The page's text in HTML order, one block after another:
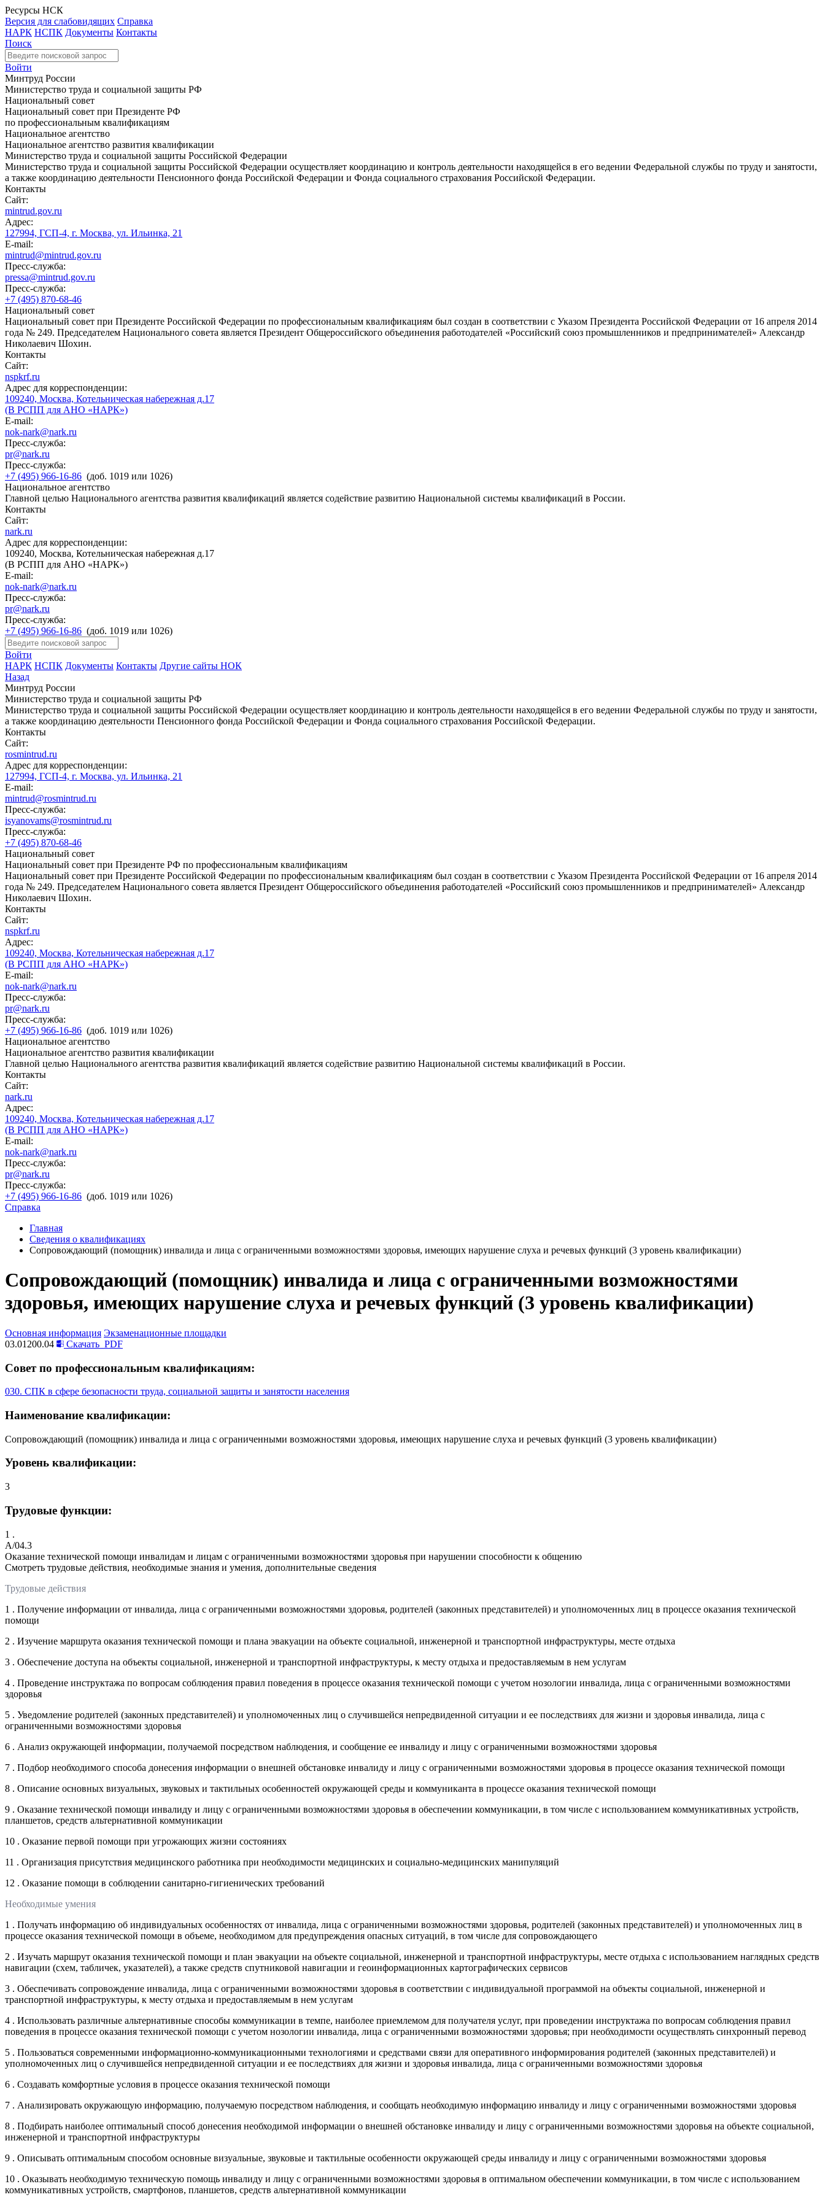
Ресурсы НСК
Версия для слабовидящих Справка
НАРК НСПК Документы Контакты
Поиск
Войти
Минтруд России
Министерство труда и социальной защиты РФ
Национальный совет
Национальный совет при Президенте РФ
по профессиональным квалификациям
Национальное агентство
Национальное агентство развития квалификации
Министерство труда и социальной защиты Российской Федерации
Министерство труда и социальной защиты Российской Федерации осуществляет координацию и контроль деятельности находящейся в его ведении Федеральной службы по труду и занятости,
а также координацию деятельности Пенсионного фонда Российской Федерации и Фонда социального страхования Российской Федерации.
Контакты
Сайт:
mintrud.gov.ru
Адрес:
127994, ГСП-4, г. Москва, ул. Ильинка, 21
E-mail:
mintrud@mintrud.gov.ru
Пресс-служба:
pressa@mintrud.gov.ru
Пресс-служба:
+7 (495) 870-68-46
Национальный совет
Национальный совет при Президенте Российской Федерации по профессиональным квалификациям был создан в соответствии с Указом Президента Российской Федерации от 16 апреля 2014
года № 249. Председателем Национального совета является Президент Общероссийского объединения работодателей «Российский союз промышленников и предпринимателей» Александр
Николаевич Шохин.
Контакты
Сайт:
nspkrf.ru
Адрес для корреспонденции:
109240, Москва, Котельническая набережная д.17
(В РСПП для АНО «НАРК»)
E-mail:
nok-nark@nark.ru
Пресс-служба:
pr@nark.ru
Пресс-служба:
+7 (495) 966-16-86 (доб. 1019 или 1026)
Национальное агентство
Главной целью Национального агентства развития квалификаций является содействие развитию Национальной системы квалификаций в России.
Контакты
Сайт:
nark.ru
Адрес для корреспонденции:
109240, Москва, Котельническая набережная д.17
(В РСПП для АНО «НАРК»)
E-mail:
nok-nark@nark.ru
Пресс-служба:
pr@nark.ru
Пресс-служба:
+7 (495) 966-16-86 (доб. 1019 или 1026)
Войти
НАРК НСПК Документы Контакты Другие сайты НОК
Назад
Минтруд России
Министерство труда и социальной защиты РФ
Министерство труда и социальной защиты Российской Федерации осуществляет координацию и контроль деятельности находящейся в его ведении Федеральной службы по труду и занятости,
а также координацию деятельности Пенсионного фонда Российской Федерации и Фонда социального страхования Российской Федерации.
Контакты
Сайт:
rosmintrud.ru
Адрес для корреспонденции:
127994, ГСП-4, г. Москва, ул. Ильинка, 21
E-mail:
mintrud@rosmintrud.ru
Пресс-служба:
isyanovams@rosmintrud.ru
Пресс-служба:
+7 (495) 870-68-46
Национальный совет
Национальный совет при Президенте РФ по профессиональным квалификациям
Национальный совет при Президенте Российской Федерации по профессиональным квалификациям был создан в соответствии с Указом Президента Российской Федерации от 16 апреля 2014
года № 249. Председателем Национального совета является Президент Общероссийского объединения работодателей «Российский союз промышленников и предпринимателей» Александр
Николаевич Шохин.
Контакты
Сайт:
nspkrf.ru
Адрес:
109240, Москва, Котельническая набережная д.17
(В РСПП для АНО «НАРК»)
E-mail:
nok-nark@nark.ru
Пресс-служба:
pr@nark.ru
Пресс-служба:
+7 (495) 966-16-86 (доб. 1019 или 1026)
Национальное агентство
Национальное агентство развития квалификации
Главной целью Национального агентства развития квалификаций является содействие развитию Национальной системы квалификаций в России.
Контакты
Сайт:
nark.ru
Адрес:
109240, Москва, Котельническая набережная д.17
(В РСПП для АНО «НАРК»)
E-mail:
nok-nark@nark.ru
Пресс-служба:
pr@nark.ru
Пресс-служба:
+7 (495) 966-16-86 (доб. 1019 или 1026)
Справка
Главная
Сведения о квалификациях
Сопровождающий (помощник) инвалида и лица с ограниченными возможностями здоровья, имеющих нарушение слуха и речевых функций (3 уровень квалификации)
Сопровождающий (помощник) инвалида и лица с ограниченными возможностями
здоровья, имеющих нарушение слуха и речевых функций (3 уровень квалификации)
Основная информация Экзаменационные площадки
03.01200.04
Скачать PDF
Совет по профессиональным квалификациям:
030. СПК в сфере безопасности труда, социальной защиты и занятости населения
Наименование квалификации:
Сопровождающий (помощник) инвалида и лица с ограниченными возможностями здоровья, имеющих нарушение слуха и речевых функций (3 уровень квалификации)
Уровень квалификации:
3
Трудовые функции:
1 .
A/04.3
Оказание технической помощи инвалидам и лицам с ограниченными возможностями здоровья при нарушении способности к общению
Смотреть трудовые действия, необходимые знания и умения, дополнительные сведения
Трудовые действия
1 . Получение информации от инвалида, лица с ограниченными возможностями здоровья, родителей (законных представителей) и уполномоченных лиц в процессе оказания технической
помощи
2 . Изучение маршрута оказания технической помощи и плана эвакуации на объекте социальной, инженерной и транспортной инфраструктуры, месте отдыха
3 . Обеспечение доступа на объекты социальной, инженерной и транспортной инфраструктуры, к месту отдыха и предоставляемым в нем услугам
4 . Проведение инструктажа по вопросам соблюдения правил поведения в процессе оказания технической помощи с учетом нозологии инвалида, лица с ограниченными возможностями
здоровья
5 . Уведомление родителей (законных представителей) и уполномоченных лиц о случившейся непредвиденной ситуации и ее последствиях для жизни и здоровья инвалида, лица с
ограниченными возможностями здоровья
6 . Анализ окружающей информации, получаемой посредством наблюдения, и сообщение ее инвалиду и лицу с ограниченными возможностями здоровья
7 . Подбор необходимого способа донесения информации о внешней обстановке инвалиду и лицу с ограниченными возможностями здоровья в процессе оказания технической помощи
8 . Описание основных визуальных, звуковых и тактильных особенностей окружающей среды и коммуниканта в процессе оказания технической помощи
9 . Оказание технической помощи инвалиду и лицу с ограниченными возможностями здоровья в обеспечении коммуникации, в том числе с использованием коммуникативных устройств,
планшетов, средств альтернативной коммуникации
10 . Оказание первой помощи при угрожающих жизни состояниях
11 . Организация присутствия медицинского работника при необходимости медицинских и социально-медицинских манипуляций
12 . Оказание помощи в соблюдении санитарно-гигиенических требований
Необходимые умения
1 . Получать информацию об индивидуальных особенностях от инвалида, лица с ограниченными возможностями здоровья, родителей (законных представителей) и уполномоченных лиц в
процессе оказания технической помощи в объеме, необходимом для предупреждения опасных ситуаций, в том числе для сопровождающего
2 . Изучать маршрут оказания технической помощи и план эвакуации на объекте социальной, инженерной и транспортной инфраструктуры, месте отдыха с использованием наглядных средств
навигации (схем, табличек, указателей), а также средств спутниковой навигации и геоинформационных картографических сервисов
3 . Обеспечивать сопровождение инвалида, лица с ограниченными возможностями здоровья в соответствии с индивидуальной программой на объекты социальной, инженерной и
транспортной инфраструктуры, к месту отдыха и предоставляемым в нем услугам
4 . Использовать различные альтернативные способы коммуникации в темпе, наиболее приемлемом для получателя услуг, при проведении инструктажа по вопросам соблюдения правил
поведения в процессе оказания технической помощи с учетом нозологии инвалида, лица с ограниченными возможностями здоровья; при необходимости осуществлять синхронный перевод
5 . Пользоваться современными информационно-коммуникационными технологиями и средствами связи для оперативного информирования родителей (законных представителей) и
уполномоченных лиц о случившейся непредвиденной ситуации и ее последствиях для жизни и здоровья инвалида, лица с ограниченными возможностями здоровья
6 . Создавать комфортные условия в процессе оказания технической помощи
7 . Анализировать окружающую информацию, получаемую посредством наблюдения, и сообщать необходимую информацию инвалиду и лицу с ограниченными возможностями здоровья
8 . Подбирать наиболее оптимальный способ донесения необходимой информации о внешней обстановке инвалиду и лицу с ограниченными возможностями здоровья на объекте социальной,
инженерной и транспортной инфраструктуры
9 . Описывать оптимальным способом основные визуальные, звуковые и тактильные особенности окружающей среды инвалиду и лицу с ограниченными возможностями здоровья
10 . Оказывать необходимую техническую помощь инвалиду и лицу с ограниченными возможностями здоровья в оптимальном обеспечении коммуникации, в том числе с использованием
коммуникативных устройств, смартфонов, планшетов, средств альтернативной коммуникации